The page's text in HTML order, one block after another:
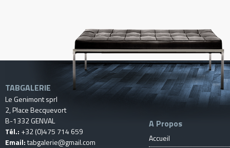
TABGALERIE
Le Genimont sprl
2, Place Becquevort
B-1332 GENVAL
Tél.: +32 (0)475 714 659
Email:tabgalerie@gmail.com
A Propos
Accueil